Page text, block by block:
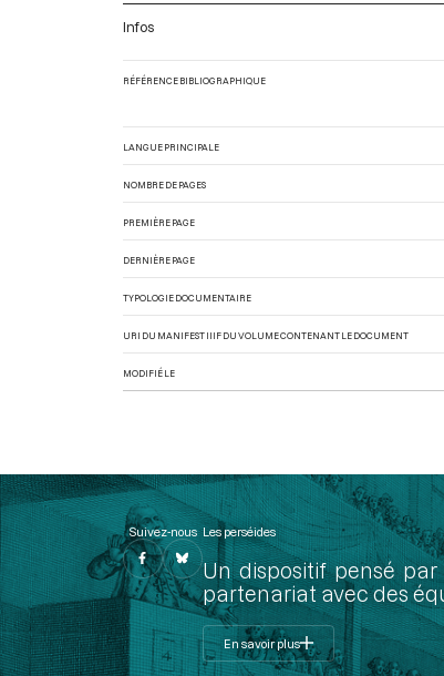
Infos
RÉFÉRENCE BIBLIOGRAPHIQUE
LANGUE PRINCIPALE
NOMBRE DE PAGES
PREMIÈRE PAGE
DERNIÈRE PAGE
TYPOLOGIE DOCUMENTAIRE
URI DU MANIFEST IIIF DU VOLUME CONTENANT LE DOCUMENT
MODIFIÉ LE
Suivez-nous Les perséides
Un dispositif pensé
partenariat avec des
En savoir plus